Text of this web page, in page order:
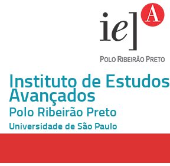
Instituto de Estudos
Avançados
Polo Ribeirão Preto
Universidade de São Paulo